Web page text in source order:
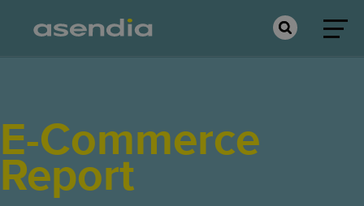
E-Commerce
Report